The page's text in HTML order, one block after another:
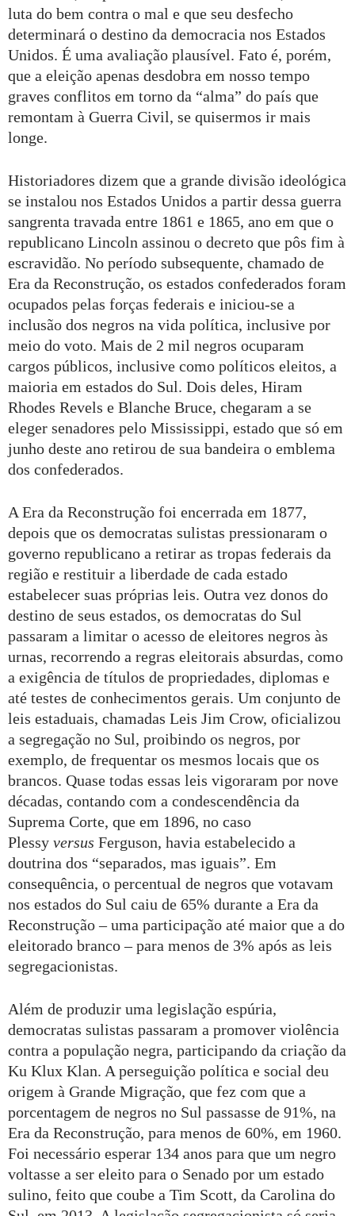
luta do bem contra o mal e que seu desfecho
determinará o destino da democracia nos Estados
Unidos. É uma avaliação plausível. Fato é, porém,
que a eleição apenas desdobra em nosso tempo
graves conflitos em torno da “alma” do país que
remontam à Guerra Civil, se quisermos ir mais
longe.
Historiadores dizem que a grande divisão ideológica
se instalou nos Estados Unidos a partir dessa guerra
sangrenta travada entre 1861 e 1865, ano em que o
republicano Lincoln assinou o decreto que pôs fim à
escravidão. No período subsequente, chamado de
Era da Reconstrução, os estados confederados foram
ocupados pelas forças federais e iniciou-se a
inclusão dos negros na vida política, inclusive por
meio do voto. Mais de 2 mil negros ocuparam
cargos públicos, inclusive como políticos eleitos, a
maioria em estados do Sul. Dois deles, Hiram
Rhodes Revels e Blanche Bruce, chegaram a se
eleger senadores pelo Mississippi, estado que só em
junho deste ano retirou de sua bandeira o emblema
dos confederados.
A Era da Reconstrução foi encerrada em 1877,
depois que os democratas sulistas pressionaram o
governo republicano a retirar as tropas federais da
região e restituir a liberdade de cada estado
estabelecer suas próprias leis. Outra vez donos do
destino de seus estados, os democratas do Sul
passaram a limitar o acesso de eleitores negros às
urnas, recorrendo a regras eleitorais absurdas, como
a exigência de títulos de propriedades, diplomas e
até testes de conhecimentos gerais. Um conjunto de
leis estaduais, chamadas Leis Jim Crow, oficializou
a segregação no Sul, proibindo os negros, por
exemplo, de frequentar os mesmos locais que os
brancos. Quase todas essas leis vigoraram por nove
décadas, contando com a condescendência da
Suprema Corte, que em 1896, no caso
Plessy versus Ferguson, havia estabelecido a
doutrina dos “separados, mas iguais”. Em
consequência, o percentual de negros que votavam
nos estados do Sul caiu de 65% durante a Era da
Reconstrução – uma participação até maior que a do
eleitorado branco – para menos de 3% após as leis
segregacionistas.
Além de produzir uma legislação espúria,
democratas sulistas passaram a promover violência
contra a população negra, participando da criação da
Ku Klux Klan. A perseguição política e social deu
origem à Grande Migração, que fez com que a
porcentagem de negros no Sul passasse de 91%, na
Era da Reconstrução, para menos de 60%, em 1960.
Foi necessário esperar 134 anos para que um negro
voltasse a ser eleito para o Senado por um estado
sulino, feito que coube a Tim Scott, da Carolina do